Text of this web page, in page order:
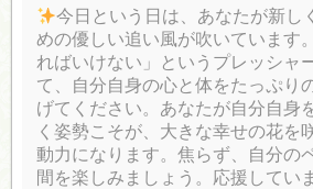
今日という日は、あなたが新し
めの優しい追い風が吹いています
ればいけない」というプレッシャ
て、自分自身の心と体をたっぷり
げてください。あなたが自分自身
く姿勢こそが、大きな幸せの花を
動力になります。焦らず、自分の
間を楽しみましょう。応援してい